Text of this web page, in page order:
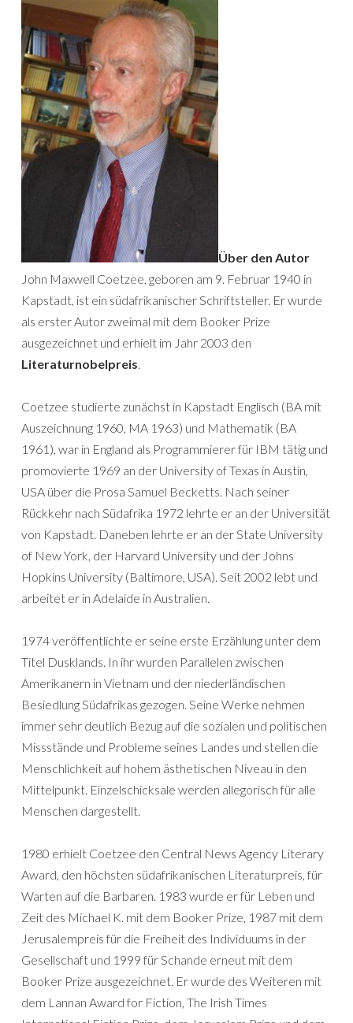
Über den Autor
John Maxwell Coetzee, geboren am 9. Februar 1940 in
Kapstadt, ist ein südafrikanischer Schriftsteller. Er wurde
als erster Autor zweimal mit dem Booker Prize
ausgezeichnet und erhielt im Jahr 2003 den
Literaturnobelpreis.
Coetzee studierte zunächst in Kapstadt Englisch (BA mit
Auszeichnung 1960, MA 1963) und Mathematik (BA
1961), war in England als Programmierer für IBM tätig und
promovierte 1969 an der University of Texas in Austin,
USA über die Prosa Samuel Becketts. Nach seiner
Rückkehr nach Südafrika 1972 lehrte er an der Universität
von Kapstadt. Daneben lehrte er an der State University
of New York, der Harvard University und der Johns
Hopkins University (Baltimore, USA). Seit 2002 lebt und
arbeitet er in Adelaide in Australien.
1974 veröffentlichte er seine erste Erzählung unter dem
Titel Dusklands. In ihr wurden Parallelen zwischen
Amerikanern in Vietnam und der niederländischen
Besiedlung Südafrikas gezogen. Seine Werke nehmen
immer sehr deutlich Bezug auf die sozialen und politischen
Missstände und Probleme seines Landes und stellen die
Menschlichkeit auf hohem ästhetischen Niveau in den
Mittelpunkt. Einzelschicksale werden allegorisch für alle
Menschen dargestellt.
1980 erhielt Coetzee den Central News Agency Literary
Award, den höchsten südafrikanischen Literaturpreis, für
Warten auf die Barbaren. 1983 wurde er für Leben und
Zeit des Michael K. mit dem Booker Prize, 1987 mit dem
Jerusalempreis für die Freiheit des Individuums in der
Gesellschaft und 1999 für Schande erneut mit dem
Booker Prize ausgezeichnet. Er wurde des Weiteren mit
dem Lannan Award for Fiction, The Irish Times